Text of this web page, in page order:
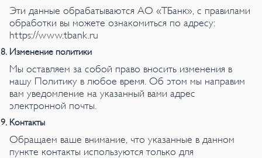
Эти данные обрабатываются АО «ТБанк», с правилами
обработки вы можете ознакомиться по адресу:
https://www.tbank.ru
Изменение политики
Мы оставляем за собой право вносить изменения в
нашу Политику в любое время. Об этом мы направим
вам уведомление на указанный вами адрес
электронной почты.
Контакты
Обращаем ваше внимание, что указанные в данном
пункте контакты используются только для